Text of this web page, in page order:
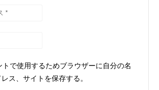
トで使用するためブラウザーに自分の名
ス、サイトを保存する。